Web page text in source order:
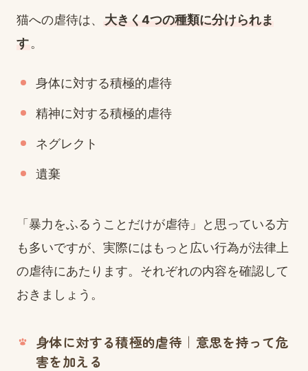
猫への虐待は、
大きく4つの種類に分けられま
す。
身体に対する積極的虐待
精神に対する積極的虐待
ネグレクト
遺棄
「暴力をふるうことだけが虐待」と思っている方
も多いですが、実際にはもっと広い行為が法律上
の虐待にあたります。それぞれの内容を確認して
おきましょう。
身体に対する積極的虐待｜意思を持って危
害を加える